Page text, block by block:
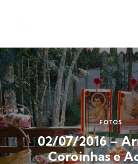
FOTOS
02/07/2016 –
Coroinhas e